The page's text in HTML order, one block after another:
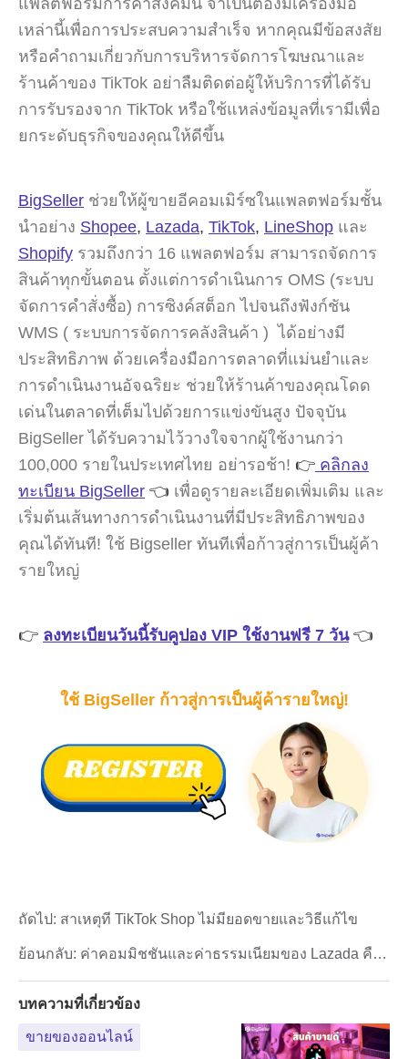
ย้อนกลับ: ค่าคอมมิชชั่นและค่าธรรมเนียมของ Lazada คือ
ถัดไป: สาเหตุที่ TikTok Shop ไม่มียอดขายและวิธีแก้ไข
บทความที่เกี่ยวข้อง
ขายของออนไลน์